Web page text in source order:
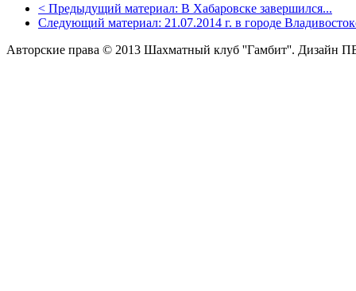
< Предыдущий материал: В Хабаровске завершился...
Следующий материал: 21.07.2014 г. в городе
Авторские права © 2013 Шахматный клуб ''Гамбит''. Дизайн